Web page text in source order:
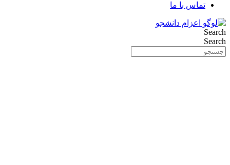
تماس با ما
Search
Search